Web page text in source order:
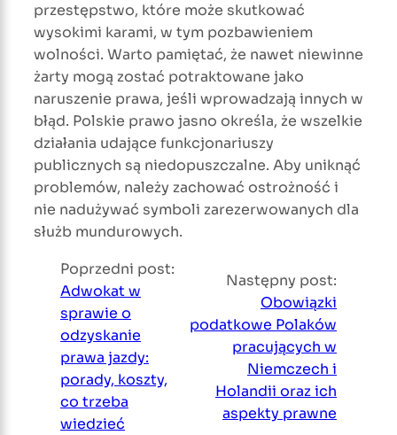
przestępstwo, które może skutkować
wysokimi karami, w tym pozbawieniem
wolności. Warto pamiętać, że nawet niewinne
żarty mogą zostać potraktowane jako
naruszenie prawa, jeśli wprowadzają innych w
błąd. Polskie prawo jasno określa, że wszelkie
działania udające funkcjonariuszy
publicznych są niedopuszczalne. Aby uniknąć
problemów, należy zachować ostrożność i
nie nadużywać symboli zarezerwowanych dla
służb mundurowych.
Poprzedni post:
Adwokat w
sprawie o
odzyskanie
prawa jazdy:
porady, koszty,
co trzeba
wiedzieć
Następny post:
Obowiązki
podatkowe Polaków
pracujących w
Niemczech i
Holandii oraz ich
aspekty prawne